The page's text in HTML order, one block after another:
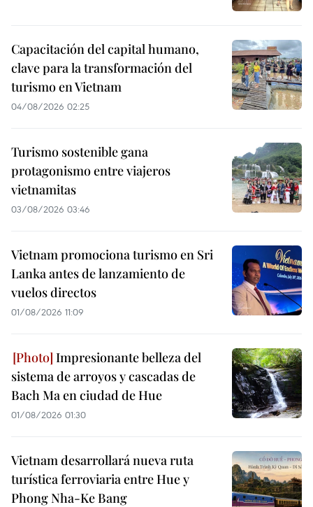
Capacitación del capital humano,
clave para la transformación del
turismo en Vietnam
04/08/2026 02:25
Turismo sostenible gana
protagonismo entre viajeros
vietnamitas
03/08/2026 03:46
Vietnam promociona turismo en Sri
Lanka antes de lanzamiento de
vuelos directos
01/08/2026 11:09
Impresionante belleza del
sistema de arroyos y cascadas de
Bach Ma en ciudad de Hue
01/08/2026 01:30
Vietnam desarrollará nueva ruta
turística ferroviaria entre Hue y
Phong Nha-Ke Bang